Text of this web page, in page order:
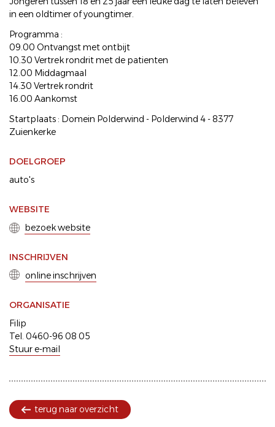
in een oldtimer of youngtimer.
Programma :
09.00 Ontvangst met ontbijt
10.30 Vertrek rondrit met de patienten
12.00 Middagmaal
14.30 Vertrek rondrit
16.00 Aankomst
Startplaats : Domein Polderwind - Polderwind 4 - 8377
Zuienkerke
DOELGROEP
auto's
WEBSITE
bezoek website
INSCHRIJVEN
online inschrijven
ORGANISATIE
Filip
Tel. 0460-96 08 05
Stuur e-mail
terug naar overzicht